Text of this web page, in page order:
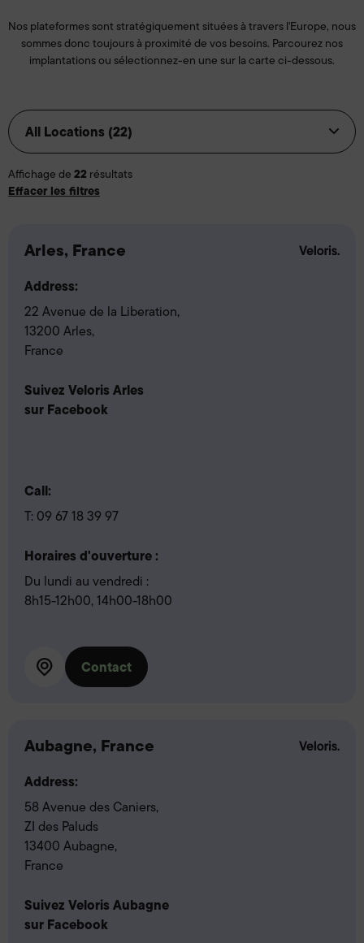
Nos plateformes sont stratégiquement situées à travers l'Europe, nous
sommes donc toujours à proximité de vos besoins. Parcourez nos
implantations ou sélectionnez-en une sur la carte ci-dessous.
Affichage de 22 résultats
Effacer les filtres
Arles, France
Address:
22 Avenue de la Liberation,
13200 Arles,
France
Suivez Veloris Arles
sur Facebook
Call:
T: 09 67 18 39 97
Horaires d'ouverture :
Du lundi au vendredi :
8h15-12h00, 14h00-18h00
Contact
Aubagne, France
Address:
58 Avenue des Caniers,
ZI des Paluds
13400 Aubagne,
France
Suivez Veloris Aubagne
sur Facebook